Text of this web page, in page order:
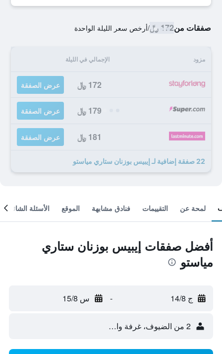
صفقات من172 ﷼ /أرخص سعر الليلة الواحدة
مزود الإجمالي في الليلة
172 ﷼ عرض الصفقة
179 ﷼ عرض الصفقة
181 ﷼ عرض الصفقة
22 صفقة إضافية لـ إيبيس بوزنان ستاري مياستو
لمحة عن التقييمات فنادق مشابهة الموقع الأسئلة الشائعة
أفضل صفقات إيبيس بوزنان ستاري
مياستو
ج 14/8 - س 15/8
2 من الضيوف، غرفة واحدة